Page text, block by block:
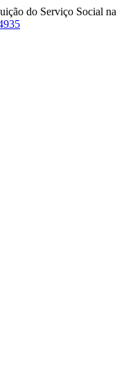
do Serviço Social